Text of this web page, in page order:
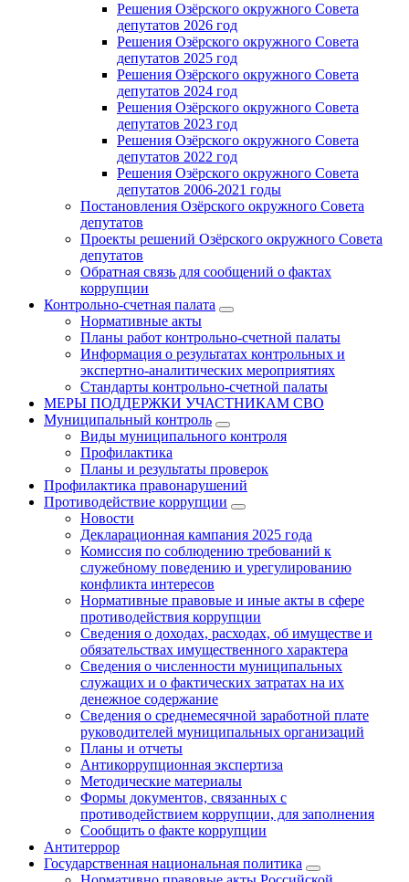
Решения Озёрского окружного Совета
депутатов 2026 год
Решения Озёрского окружного Совета
депутатов 2025 год
Решения Озёрского окружного Совета
депутатов 2024 год
Решения Озёрского окружного Совета
депутатов 2023 год
Решения Озёрского окружного Совета
депутатов 2022 год
Решения Озёрского окружного Совета
депутатов 2006-2021 годы
Постановления Озёрского окружного Совета
депутатов
Проекты решений Озёрского окружного Совета
депутатов
Обратная связь для сообщений о фактах
коррупции
Контрольно-счетная палата
Нормативные акты
Планы работ контрольно-счетной палаты
Информация о результатах контрольных и
экспертно-аналитических мероприятиях
Стандарты контрольно-счетной палаты
МЕРЫ ПОДДЕРЖКИ УЧАСТНИКАМ СВО
Муниципальный контроль
Виды муниципального контроля
Профилактика
Планы и результаты проверок
Профилактика правонарушений
Противодействие коррупции
Новости
Декларационная кампания 2025 года
Комиссия по соблюдению требований к
служебному поведению и урегулированию
конфликта интересов
Нормативные правовые и иные акты в сфере
противодействия коррупции
Сведения о доходах, расходах, об имуществе и
обязательствах имущественного характера
Сведения о численности муниципальных
служащих и о фактических затратах на их
денежное содержание
Сведения о среднемесячной заработной плате
руководителей муниципальных организаций
Планы и отчеты
Антикоррупционная экспертиза
Методические материалы
Формы документов, связанных с
противодействием коррупции, для заполнения
Сообщить о факте коррупции
Антитеррор
Государственная национальная политика